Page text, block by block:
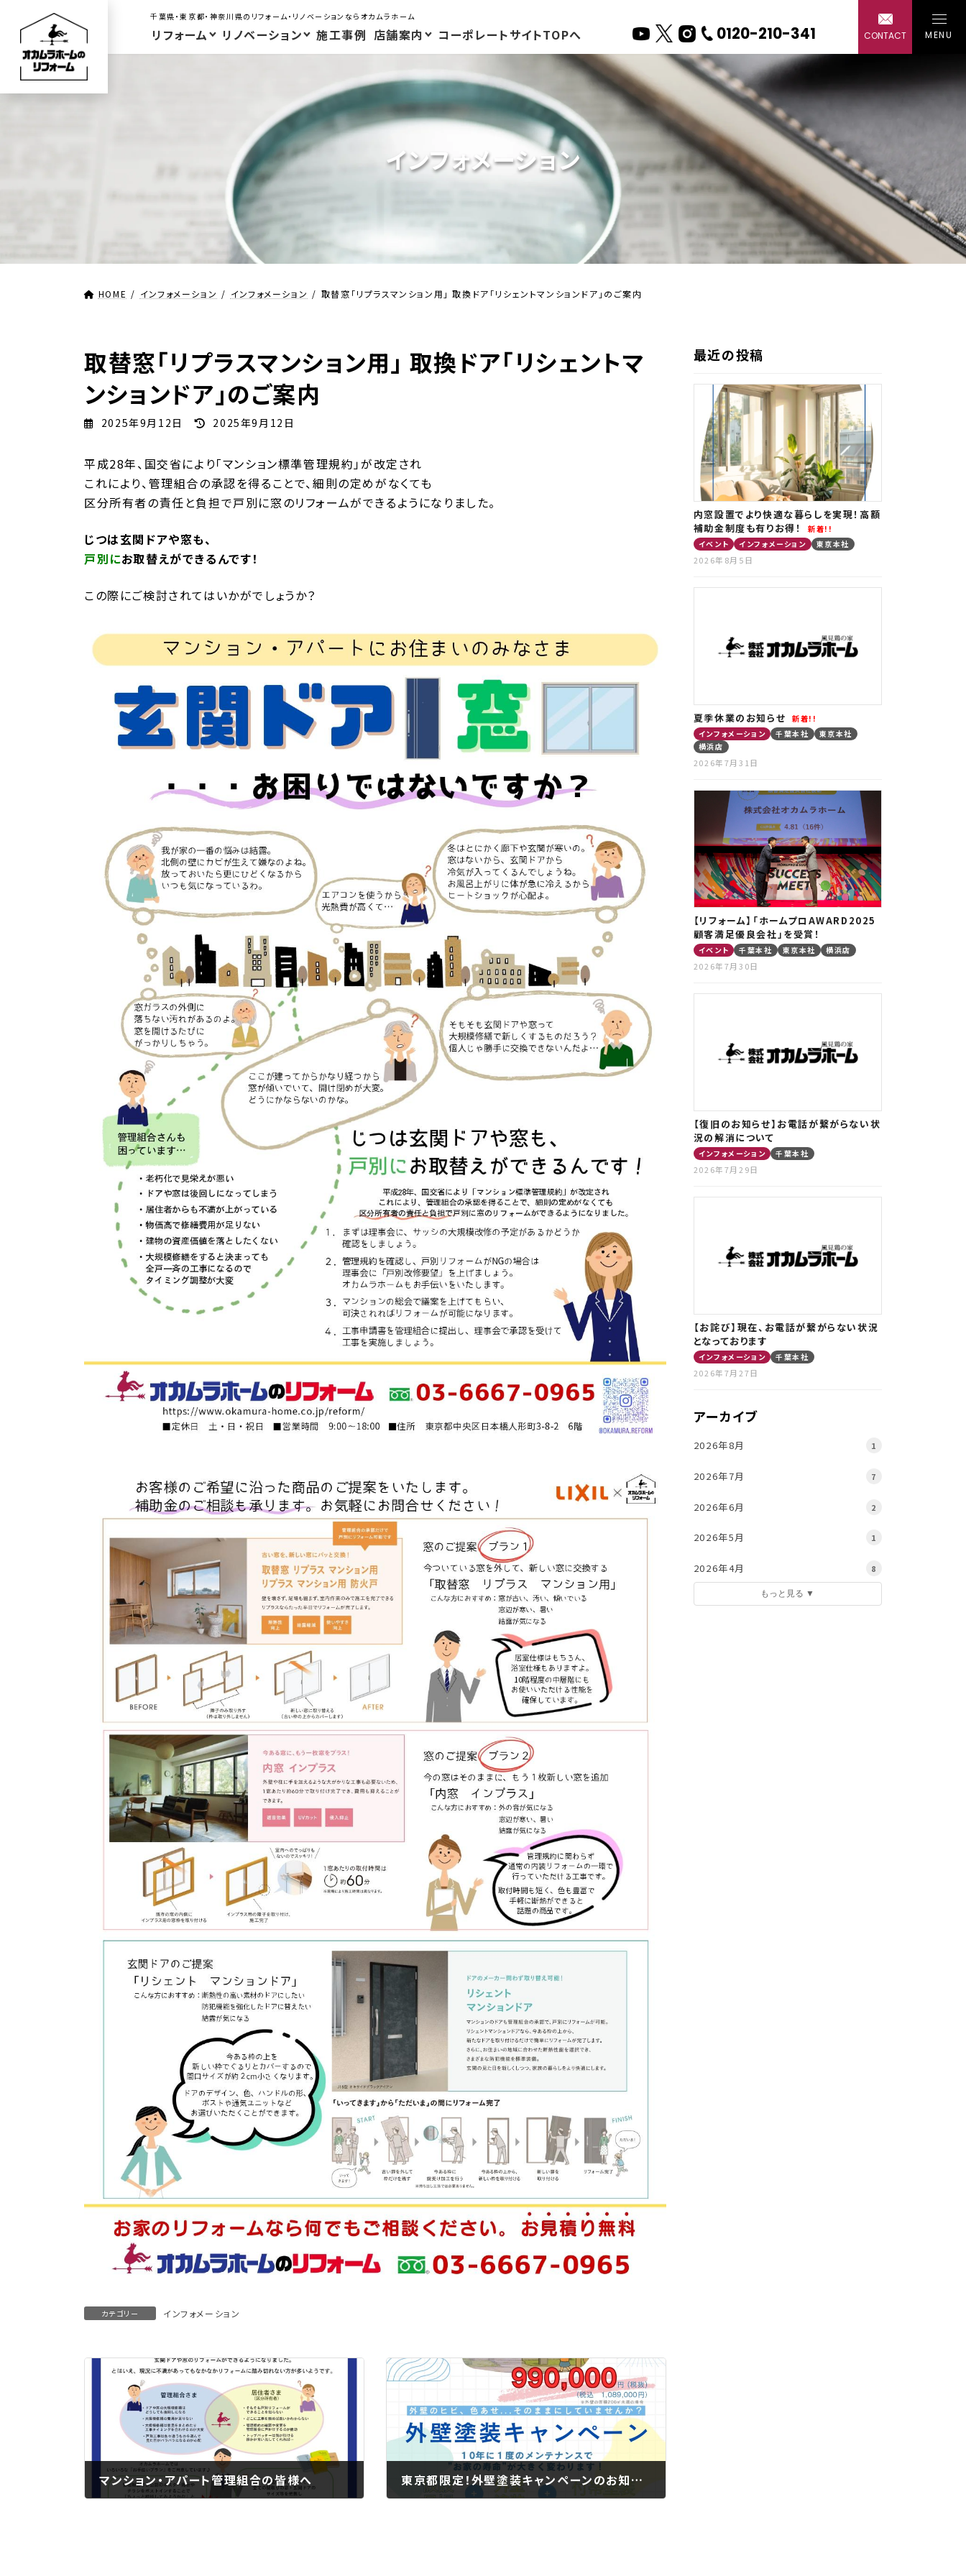
千葉県・東京都・神奈川県のリフォーム・リノベーションならオカムラホーム
リフォーム リノベーション 施工事例 店舗案内 コーポレートサイトTOPへ 0120-210-341 CONTACT MENU
戸建て
ー 外装
ー エクス
ー エコ・
インフォメーション
HOME インフォメーション インフォメーション 取替窓「リプラスマンション用」 取換ドア「リシェントマンションドア」のご案内
取替窓「リプラスマンション用」 取換ドア「リシェントマ
ンションドア」のご案内
2025年9月12日
最
更
新
日
時
2025年9月12日
平成28年、国交省により「マンション標準管理規約」が改定され
これにより、管理組合の承認を得ることで、細則の定めがなくても
区分所有者の責任と負担で戸別に窓のリフォームができるようになりました。
じつは玄関ドアや窓も、
戸別にお取替えができるんです！
この際にご検討されてはいかがでしょうか？
カテゴリー インフォメーション
マンション・アパート管理組合の皆様へ 東京都限定！外壁塗装キャンペーンのお知らせ
最近の投稿
内窓設置でより快適な暮らしを実現！高額
補助金制度も有りお得！
新着!!
イベント
インフォメーション 東京本社
2026年8月5日
夏季休業のお知らせ
新着!!
インフォメーション
千葉本社
東京本社
横浜店
2026年7月31日
【リフォーム】「ホームプロAWARD2025
顧客満足優良会社」を受賞！
イベント 千葉本社 東京本社 横浜店
2026年7月30日
【復旧のお知らせ】お電話が繋がらない状
況の解消について
インフォメーション 千葉本社
2026年7月29日
【お詫び】現在、お電話が繋がらない状況
となっております
インフォメーション 千葉本社
2026年7月27日
アーカイブ
2026年8月 1
2026年7月 7
2026年6月 2
2026年5月 1
2026年4月 8
もっと見る ▼